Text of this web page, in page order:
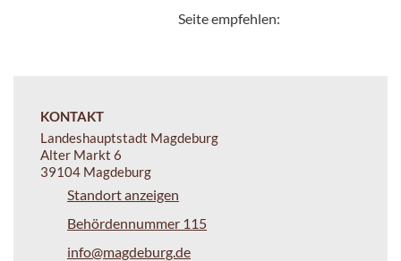
Seite empfehlen:
KONTAKT
Landeshauptstadt Magdeburg
Alter Markt 6
39104 Magdeburg
Standort anzeigen
Behördennummer 115
info@magdeburg.de